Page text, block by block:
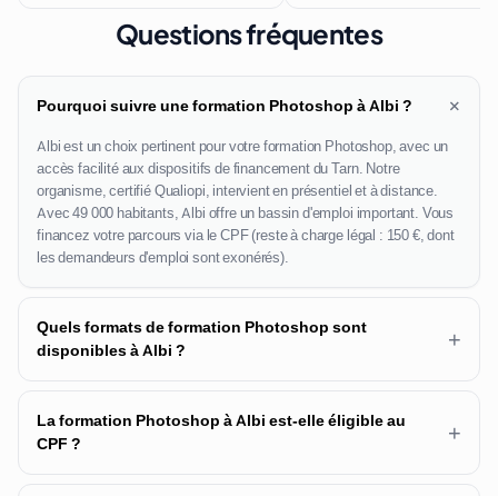
Questions fréquentes
Pourquoi suivre une formation Photoshop à Albi ? +
Albi est un choix pertinent pour votre formation Photoshop, avec un
accès facilité aux dispositifs de financement du Tarn. Notre
organisme, certifié Qualiopi, intervient en présentiel et à distance.
Avec 49 000 habitants, Albi offre un bassin d'emploi important. Vous
financez votre parcours via le CPF (reste à charge légal : 150 €, dont
les demandeurs d'emploi sont exonérés).
Quels formats de formation Photoshop sont
disponibles à Albi ?
+
La formation Photoshop à Albi est-elle éligible au
CPF ?
+